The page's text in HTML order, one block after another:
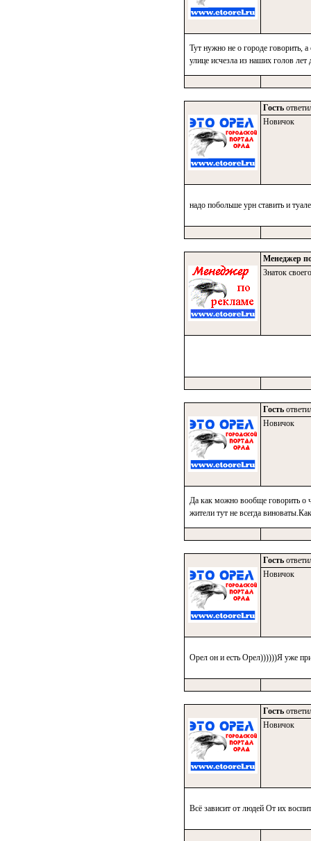
Тут нужно не о городе говорить,
улице исчезла из наших голов лет
Гость
Новичок
надо побольше урн ставить и
Менеджер
Знаток
Гость
Новичок
Да как можно вообще говорить о
жители тут не всегда
Гость
Новичок
Орел он и есть Орел))))))Я уже
Гость
Новичок
Всё зависит от людей От их